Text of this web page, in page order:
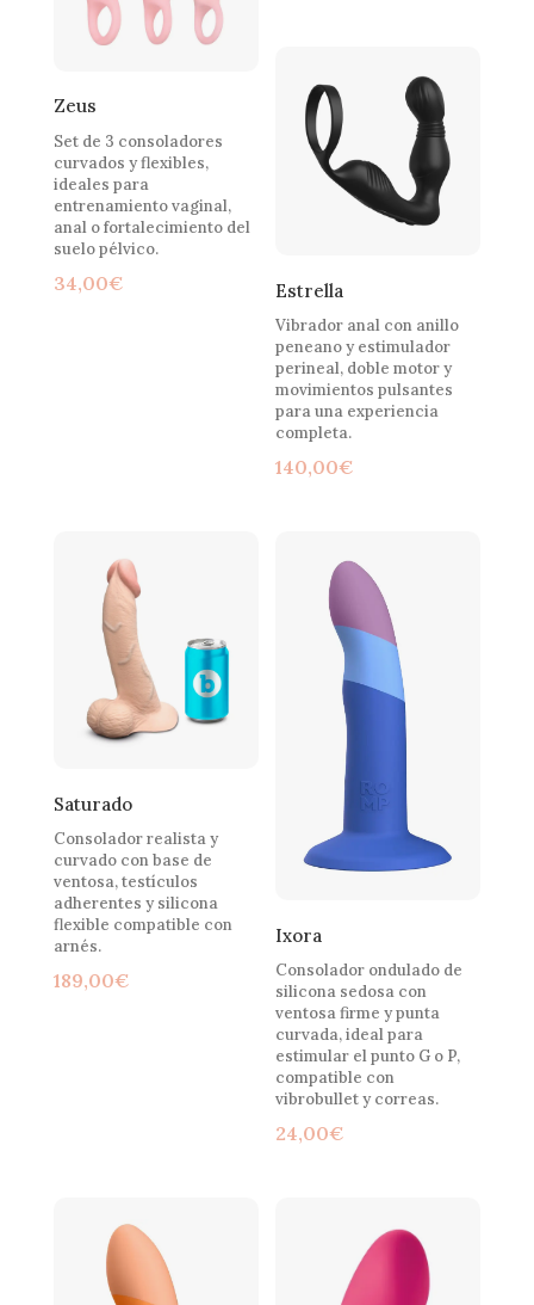
Zeus
Set de 3 consoladores
curvados y flexibles,
ideales para
entrenamiento vaginal,
anal o fortalecimiento del
suelo pélvico.
34,00€ Estrella
Vibrador anal con anillo
peneano y estimulador
perineal, doble motor y
movimientos pulsantes
para una experiencia
completa.
140,00€
Saturado
Consolador realista y
curvado con base de
ventosa, testículos
adherentes y silicona
flexible compatible con
arnés.
189,00€
Ixora
Consolador ondulado de
silicona sedosa con
ventosa firme y punta
curvada, ideal para
estimular el punto G o P,
compatible con
vibrobullet y correas.
24,00€